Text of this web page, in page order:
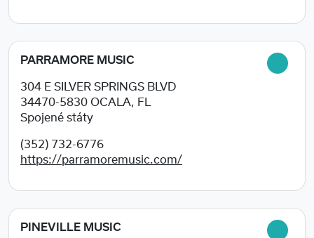
PARRAMORE MUSIC
304 E SILVER SPRINGS BLVD
34470-5830 OCALA, FL
Spojené státy
(352) 732-6776
https://parramoremusic.com/
PINEVILLE MUSIC